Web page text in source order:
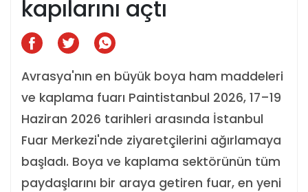
kapılarını açtı
Avrasya'nın en büyük boya ham maddeleri
ve kaplama fuarı Paintistanbul 2026, 17–19
Haziran 2026 tarihleri arasında İstanbul
Fuar Merkezi'nde ziyaretçilerini ağırlamaya
başladı. Boya ve kaplama sektörünün tüm
paydaşlarını bir araya getiren fuar, en yeni